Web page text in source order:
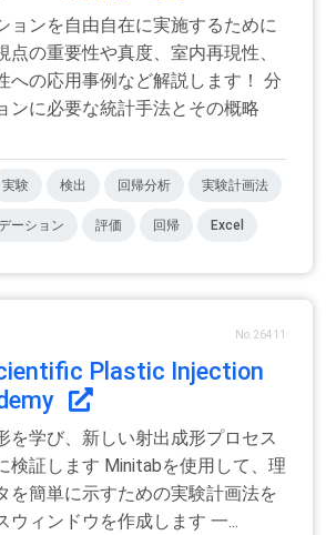
ョンを自由自在に実施するために
点の重要性や真度、室内再現性、
への応用事例など解説します！ 分
ンに必要な統計手法とその概略
実験 検出 回帰分析 実験計画法
ーション 評価 回帰 Excel
No.26411
Plastic Injection
を学び、新しい射出成形プロセス
検証します Minitabを使用して、理
を簡単に示すための実験計画法を
ウィンドウを作成します 一...